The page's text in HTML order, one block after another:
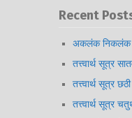
Recent
अकलंक निकलंक
तत्त्वार्थ सूत्र
तत्त्वार्थ सूत्र
तत्त्वार्थ सूत्र